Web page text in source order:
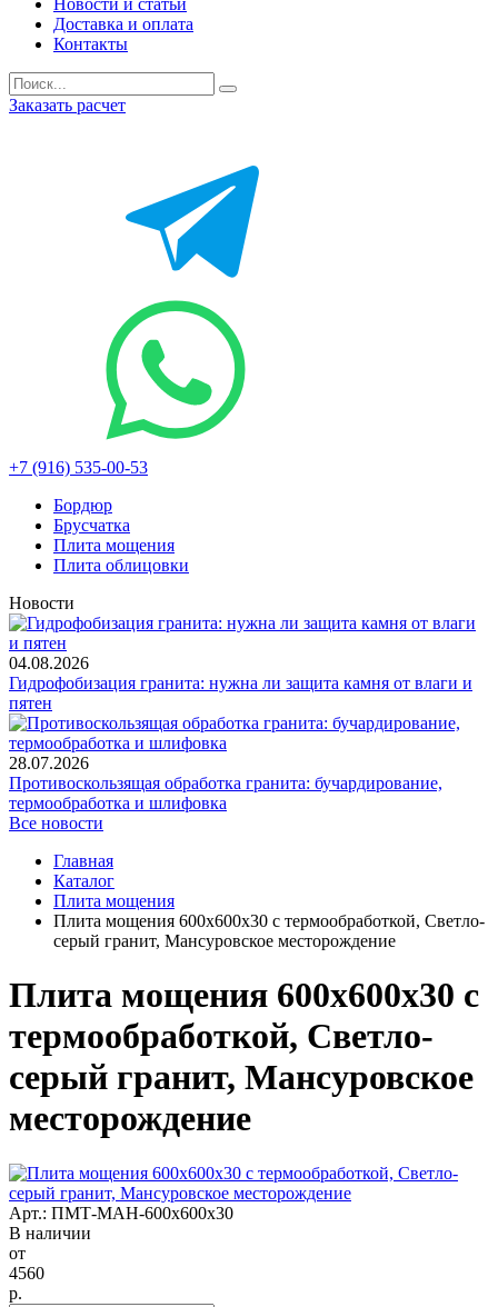
Новости и статьи
Доставка и оплата
Контакты
Заказать расчет
+7 (916) 535-00-53
Бордюр
Брусчатка
Плита мощения
Плита облицовки
Новости
04.08.2026
Гидрофобизация гранита: нужна ли защита камня от влаги и
пятен
28.07.2026
Противоскользящая обработка гранита: бучардирование,
термообработка и шлифовка
Все новости
Главная
Каталог
Плита мощения
Плита мощения 600x600x30 с термообработкой, Светло-
серый гранит, Мансуровское месторождение
Плита мощения 600x600x30 с
термообработкой, Светло-
серый гранит, Мансуровское
месторождение
Арт.: ПМТ-МАН-600х600х30
В наличии
от
4560
р.